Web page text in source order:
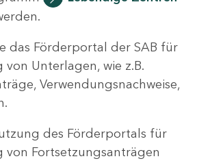
das Förderportal der SAB für
von Unterlagen, wie z.B.
Verwendungsnachweise,
des Förderportals für
von Fortsetzungsanträgen